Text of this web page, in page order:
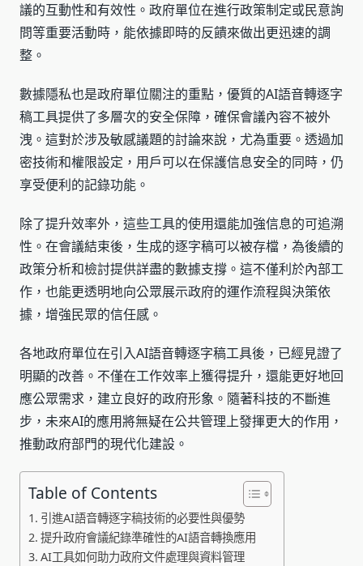
議的互動性和有效性。政府單位在進行政策制定或民意詢
問等重要活動時，能依據即時的反饋來做出更迅速的調
整。
數據隱私也是政府單位關注的重點，優質的AI語音轉逐字
稿工具提供了多層次的安全保障，確保會議內容不被外
洩。這對於涉及敏感議題的討論來說，尤為重要。透過加
密技術和權限設定，用戶可以在保護信息安全的同時，仍
享受便利的記錄功能。
除了提升效率外，這些工具的使用還能加強信息的可追溯
性。在會議結束後，生成的逐字稿可以被存檔，為後續的
政策分析和檢討提供詳盡的數據支撐。這不僅利於內部工
作，也能更透明地向公眾展示政府的運作流程與決策依
據，增強民眾的信任感。
各地政府單位在引入AI語音轉逐字稿工具後，已經見證了
明顯的改善。不僅在工作效率上獲得提升，還能更好地回
應公眾需求，建立良好的政府形象。隨著科技的不斷進
步，未來AI的應用將無疑在公共管理上發揮更大的作用，
推動政府部門的現代化建設。
Table of Contents
引進AI語音轉逐字稿技術的必要性與優勢
提升政府會議紀錄準確性的AI語音轉換應用
AI工具如何助力政府文件處理與資料管理